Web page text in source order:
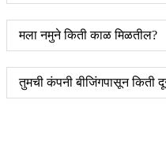
मला नमुने किती काळ मिळतील?
तुमची कंपनी बीजिंगपासून किती